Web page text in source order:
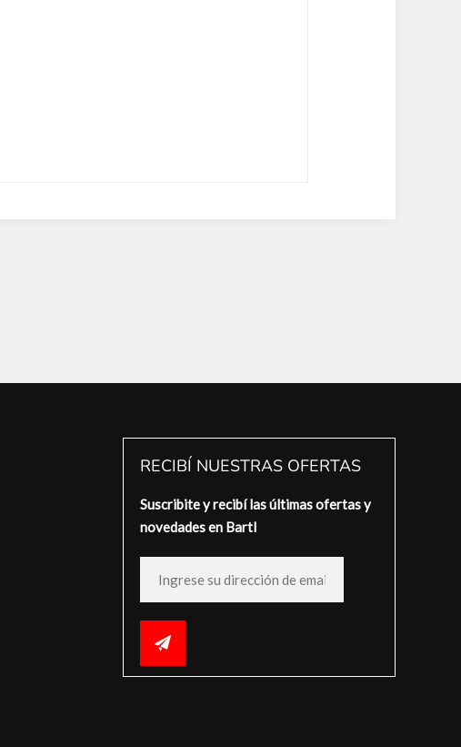
RECIBÍ NUESTRAS OFERTAS
Suscribite y recibí las últimas ofertas y
novedades en Bartl